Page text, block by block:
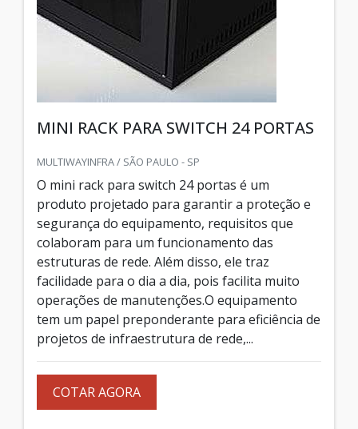
MINI RACK PARA SWITCH 24 PORTAS
MULTIWAYINFRA / SÃO PAULO - SP
O mini rack para switch 24 portas é um
produto projetado para garantir a proteção e
segurança do equipamento, requisitos que
colaboram para um funcionamento das
estruturas de rede. Além disso, ele traz
facilidade para o dia a dia, pois facilita muito
operações de manutenções.O equipamento
tem um papel preponderante para eficiência de
projetos de infraestrutura de rede,...
COTAR AGORA